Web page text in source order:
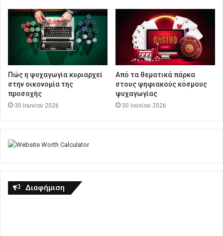
Πώς η ψυχαγωγία κυριαρχεί
στην οικονομία της
προσοχής
30 Ιουνίου 2026
Από τα θεματικά πάρκα
στους ψηφιακούς κόσμους
ψυχαγωγίας
30 Ιουνίου 2026
Διαφήμιση